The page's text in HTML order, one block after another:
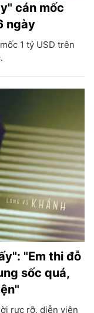
cán mốc
ngày
1 tỷ USD trên
"Em thi đỗ
sốc quá,
rực rỡ, diễn viên